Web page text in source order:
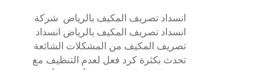
انسداد تصريف المكيف بالرياض شركة
انسداد تصريف المكيف بالرياض انسداد
تصريف المكيف من المشكلات الشائعة
تحدث بكثرة كرد فعل لعدم التنظيف مع